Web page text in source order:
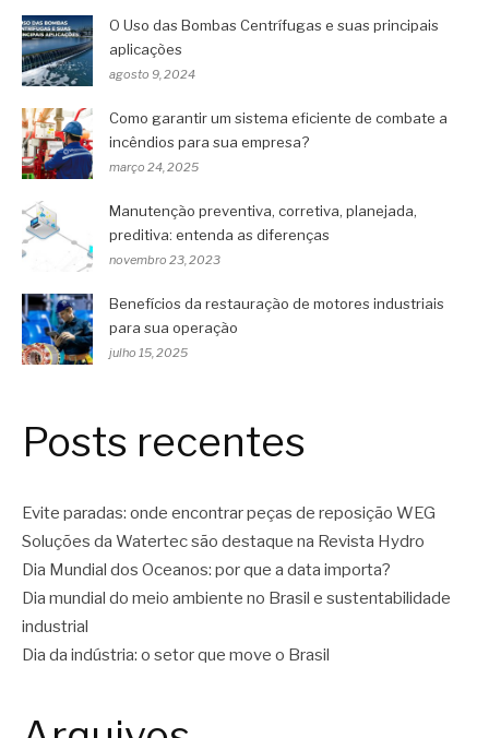
O Uso das Bombas Centrífugas e suas principais
aplicações
agosto 9, 2024
Como garantir um sistema eficiente de combate a
incêndios para sua empresa?
março 24, 2025
Manutenção preventiva, corretiva, planejada,
preditiva: entenda as diferenças
novembro 23, 2023
Benefícios da restauração de motores industriais
para sua operação
julho 15, 2025
Posts recentes
Evite paradas: onde encontrar peças de reposição WEG
Soluções da Watertec são destaque na Revista Hydro
Dia Mundial dos Oceanos: por que a data importa?
Dia mundial do meio ambiente no Brasil e sustentabilidade
industrial
Dia da indústria: o setor que move o Brasil